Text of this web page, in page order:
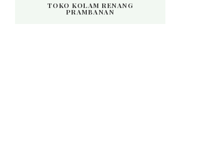
TOKO KOLAM RENANG
PRAMBANAN